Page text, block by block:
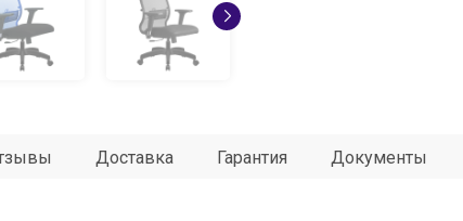
Доставка Гарантия Документы